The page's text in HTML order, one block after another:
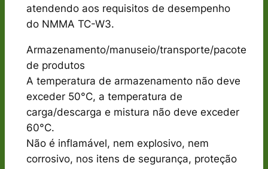
atendendo aos requisitos de desempenho
do NMMA TC-W3.
Armazenamento/manuseio/transporte/pacote
de produtos
A temperatura de armazenamento não deve
exceder 50°C, a temperatura de
carga/descarga e mistura não deve exceder
60°C.
Não é inflamável, nem explosivo, nem
corrosivo, nos itens de segurança, proteção